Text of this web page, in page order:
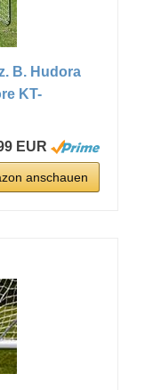
B. Hudora
KT-
EUR
anschauen